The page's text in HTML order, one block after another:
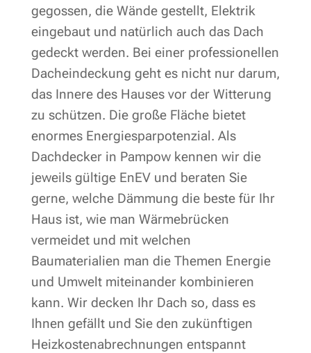
gegossen, die Wände gestellt, Elektrik
eingebaut und natürlich auch das Dach
gedeckt werden. Bei einer professionellen
Dacheindeckung geht es nicht nur darum,
das Innere des Hauses vor der Witterung
zu schützen. Die große Fläche bietet
enormes Energiesparpotenzial. Als
Dachdecker in Pampow kennen wir die
jeweils gültige EnEV und beraten Sie
gerne, welche Dämmung die beste für Ihr
Haus ist, wie man Wärmebrücken
vermeidet und mit welchen
Baumaterialien man die Themen Energie
und Umwelt miteinander kombinieren
kann. Wir decken Ihr Dach so, dass es
Ihnen gefällt und Sie den zukünftigen
Heizkostenabrechnungen entspannt